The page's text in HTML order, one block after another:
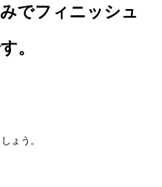
でフィニッシュ
。
ょう。